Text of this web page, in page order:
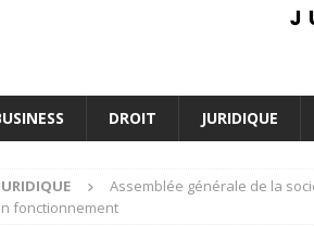
DROIT JURIDIQUE
Assemblée générale de la
fonctionnement